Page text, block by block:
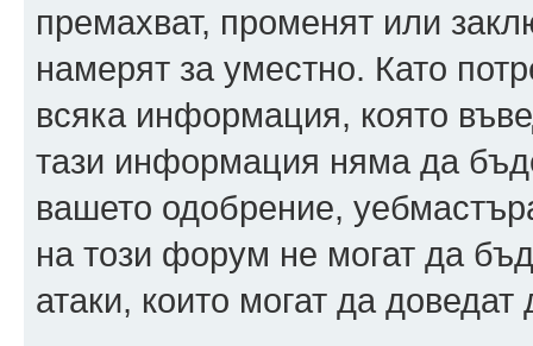
премахват, променят или
намерят за уместно. Като
всяка информация, която
тази информация няма да
вашето одобрение,
на този форум не могат да
атаки, които могат да